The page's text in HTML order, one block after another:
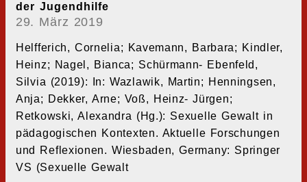
der Jugendhilfe
29. März 2019
Helfferich, Cornelia; Kavemann, Barbara; Kindler,
Heinz; Nagel, Bianca; Schürmann- Ebenfeld,
Silvia (2019): In: Wazlawik, Martin; Henningsen,
Anja; Dekker, Arne; Voß, Heinz- Jürgen;
Retkowski, Alexandra (Hg.): Sexuelle Gewalt in
pädagogischen Kontexten. Aktuelle Forschungen
und Reflexionen. Wiesbaden, Germany: Springer
VS (Sexuelle Gewalt